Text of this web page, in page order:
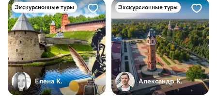
Экскурсионные туры
Елена К.
Экскурсионные туры
Александр К.